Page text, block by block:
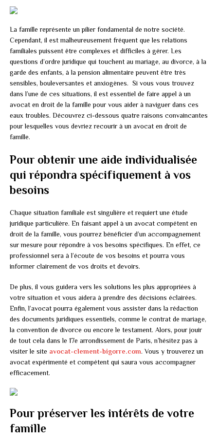
La famille représente un pilier fondamental de notre société.
Cependant, il est malheureusement fréquent que les relations
familiales puissent être complexes et difficiles à gérer. Les
questions d’ordre juridique qui touchent au mariage, au divorce, à la
garde des enfants, à la pension alimentaire peuvent être très
sensibles, bouleversantes et anxiogènes. Si vous vous trouvez
dans l’une de ces situations, il est essentiel de faire appel à un
avocat en droit de la famille pour vous aider à naviguer dans ces
eaux troubles. Découvrez ci-dessous quatre raisons convaincantes
pour lesquelles vous devriez recourir à un avocat en droit de
famille.
Pour obtenir une aide individualisée
qui répondra spécifiquement à vos
besoins
Chaque situation familiale est singulière et requiert une étude
juridique particulière. En faisant appel à un avocat compétent en
droit de la famille, vous pourrez bénéficier d’un accompagnement
sur mesure pour répondre à vos besoins spécifiques. En effet, ce
professionnel sera à l’écoute de vos besoins et pourra vous
informer clairement de vos droits et devoirs.
De plus, il vous guidera vers les solutions les plus appropriées à
votre situation et vous aidera à prendre des décisions éclairées.
Enfin, l’avocat pourra également vous assister dans la rédaction
des documents juridiques essentiels, comme le contrat de mariage,
la convention de divorce ou encore le testament. Alors, pour jouir
de tout cela dans le 17e arrondissement de Paris, n’hésitez pas à
visiter le site avocat-clement-bigorre.com. Vous y trouverez un
avocat expérimenté et compétent qui saura vous accompagner
efficacement.
Pour préserver les intérêts de votre
famille